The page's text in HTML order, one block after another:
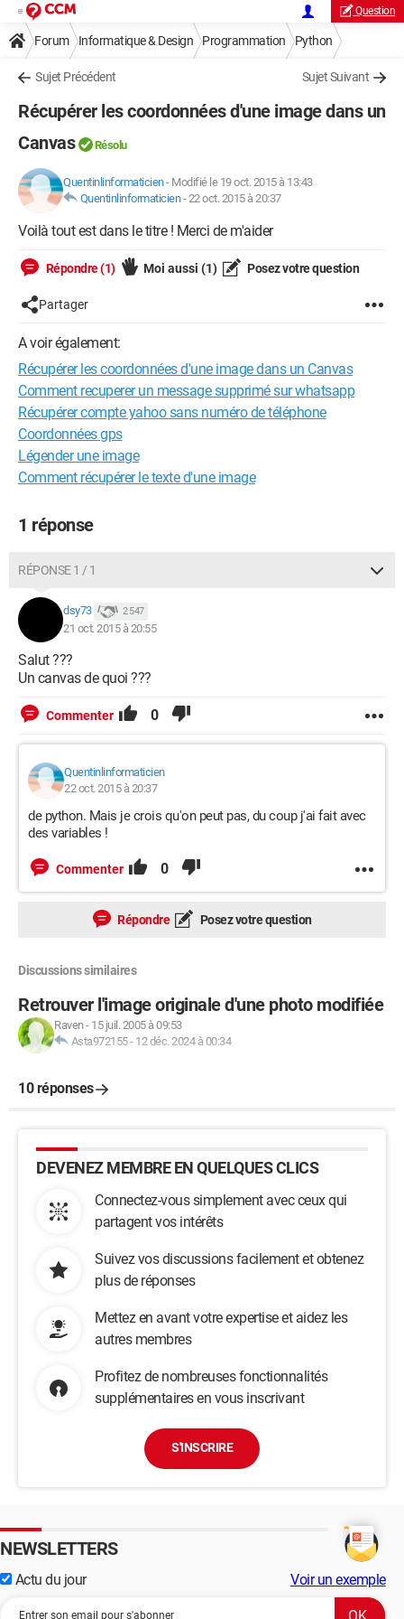
Question
Forum Informatique & Design Programmation Python
Sujet Précédent Sujet Suivant
Récupérer les coordonnées d'une image dans un
Canvas
Résolu
Quentinlinformaticien- Modifié le 19 oct. 2015 à 13:43
Quentinlinformaticien-22 oct. 2015 à 20:37
Voilà tout est dans le titre ! Merci de m'aider
Répondre (1) Moi aussi (1) Posez votre question
Partager
A voir également:
Récupérer les coordonnées d'une image dans un Canvas
Comment recuperer un message supprimé sur whatsapp
Récupérer compte yahoo sans numéro de téléphone
Coordonnées gps
Légender une image
Comment récupérer le texte d'une image
1 réponse
RÉPONSE 1 / 1
dsy73 2 547
21 oct. 2015 à 20:55
Salut ???
Un canvas de quoi ???
Commenter 0
Quentinlinformaticien
22 oct. 2015 à 20:37
de python. Mais je crois qu'on peut pas, du coup j'ai fait avec
des variables !
Commenter 0
Répondre Posez votre question
Discussions similaires
Retrouver l'image originale d'une photo modifiée
Raven- 15 juil. 2005 à 09:53
Asta972155- 12 déc. 2024 à 00:34
10 réponses
DEVENEZ MEMBRE EN QUELQUES CLICS
Connectez-vous simplement avec ceux qui
partagent vos intérêts
Suivez vos discussions facilement et obtenez
plus de réponses
Mettez en avant votre expertise et aidez les
autres membres
Profitez de nombreuses fonctionnalités
supplémentaires en vous inscrivant
S'INSCRIRE
NEWSLETTERS
Actu du jour Voir un exemple